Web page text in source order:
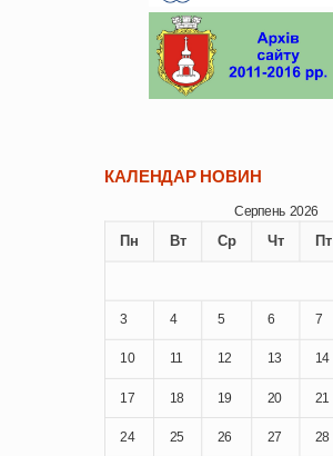
КАЛЕНДАР НОВИН
Серпень 2026
Пн Вт Ср Чт Пт
3 4 5 6 7
10 11 12 13 14
17 18 19 20 21
24 25 26 27 28